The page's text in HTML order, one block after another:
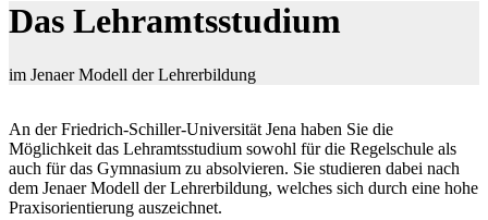
Das Lehramtsstudium
im Jenaer Modell der Lehrerbildung
An der Friedrich-Schiller-Universität Jena haben Sie die
Möglichkeit das Lehramtsstudium sowohl für die Regelschule als
auch für das Gymnasium zu absolvieren. Sie studieren dabei nach
dem Jenaer Modell der Lehrerbildung, welches sich durch eine hohe
Praxisorientierung auszeichnet.